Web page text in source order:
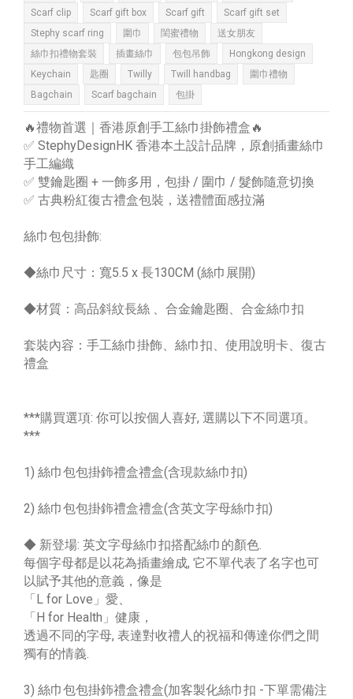
Scarf clip
Scarf gift box Scarf gift
Scarf gift set
Stephy scarf ring
圍巾 閨蜜禮物
送女朋友
絲巾扣禮物套裝
插畫絲巾 包包吊飾
Hongkong design
Keychain
匙圈 Twilly Twill handbag
圍巾禮物
Bagchain
Scarf bagchain 包掛
🔥禮物首選｜香港原創手工絲巾掛飾禮盒🔥
✅ StephyDesignHK 香港本土設計品牌，原創插畫絲巾
手工編織
✅ 雙鑰匙圈 + 一飾多用，包掛 / 圍巾 / 髮飾隨意切換
✅ 古典粉紅復古禮盒包裝，送禮體面感拉滿
絲巾包包掛飾:
◆絲巾尺寸：寬5.5 x 長130CM (絲巾展開)
◆材質：高品斜紋長絲 、合金鑰匙圈、合金絲巾扣
套裝內容：手工絲巾掛飾、絲巾扣、使用說明卡、復古
禮盒
***購買選項: 你可以按個人喜好, 選購以下不同選項。
***
1) 絲巾包包掛鉓禮盒禮盒(含現款絲巾扣)
2) 絲巾包包掛鉓禮盒禮盒(含英文字母絲巾扣)
◆ 新登場: 英文字母絲巾扣搭配絲巾的顏色.
每個字母都是以花為插畫繪成, 它不單代表了名字也可
以賦予其他的意義，像是
「L for Love」愛、
「H for Health」健康，
透過不同的字母, 表達對收禮人的祝福和傳達你們之間
獨有的情義.
3) 絲巾包包掛鉓禮盒禮盒(加客製化絲巾扣 -下單需備注